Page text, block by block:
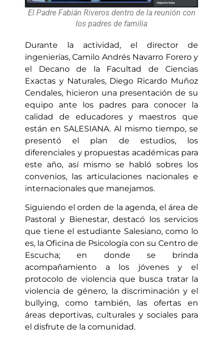
El Padre Fabián Riveros dentro de la reunión con
los padres de familia
Durante la actividad, el director de
ingenierías, Camilo Andrés Navarro Forero y
el Decano de la Facultad de Ciencias
Exactas y Naturales, Diego Ricardo Muñoz
Cendales, hicieron una presentación de su
equipo ante los padres para conocer la
calidad de educadores y maestros que
están en SALESIANA. Al mismo tiempo, se
presentó el plan de estudios, los
diferenciales y propuestas académicas para
este año, así mismo se habló sobres los
convenios, las articulaciones nacionales e
internacionales que manejamos.
Siguiendo el orden de la agenda, el área de
Pastoral y Bienestar, destacó los servicios
que tiene el estudiante Salesiano, como lo
es, la Oficina de Psicología con su Centro de
Escucha; en donde se brinda
acompañamiento a los jóvenes y el
protocolo de violencia que busca tratar la
violencia de género, la discriminación y el
bullying, como también, las ofertas en
áreas deportivas, culturales y sociales para
el disfrute de la comunidad.